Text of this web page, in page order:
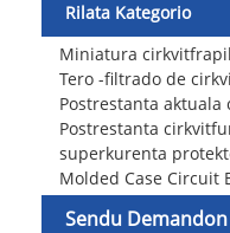
Rilata Kategorio
Miniatura
Tero -filtrado de
Postrestanta
Postrestanta
superkurenta
Molded Case Circuit
Sendu Demandon